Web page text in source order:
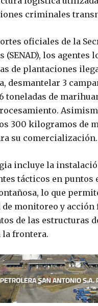
criminales
oficiales de la
(SENAD), los
de plantaciones
desmantelar 3
toneladas de
300 kilogramos de
su comercialización.
incluye la
tácticos en puntos
lo que
de monitoreo y acción
de las estructuras
la frontera.